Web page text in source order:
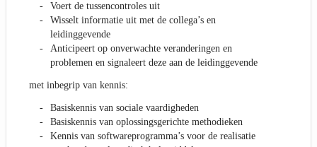
Voert de tussencontroles uit
Wisselt informatie uit met de collega’s en
leidinggevende
Anticipeert op onverwachte veranderingen en
problemen en signaleert deze aan de leidinggevende
met inbegrip van kennis:
Basiskennis van sociale vaardigheden
Basiskennis van oplossingsgerichte methodieken
Kennis van softwareprogramma’s voor de realisatie